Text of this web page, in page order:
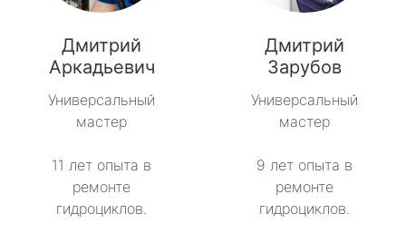
Дмитрий
Аркадьевич
Универсальный
мастер
11 лет опыта в
ремонте
гидроциклов.
Дмитрий
Зарубов
Универсальный
мастер
9 лет опыта в
ремонте
гидроциклов.